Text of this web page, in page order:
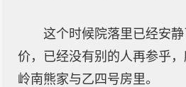
这个时候院落里已经安
价，已经没有别的人再参乎
岭南熊家与乙四号房里。